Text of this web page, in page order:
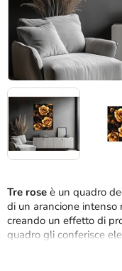
Tre rose è un quadro
di un arancione intenso
creando un effetto di
quadro gli conferisce
elemento distintivo
soggiorno moderno,